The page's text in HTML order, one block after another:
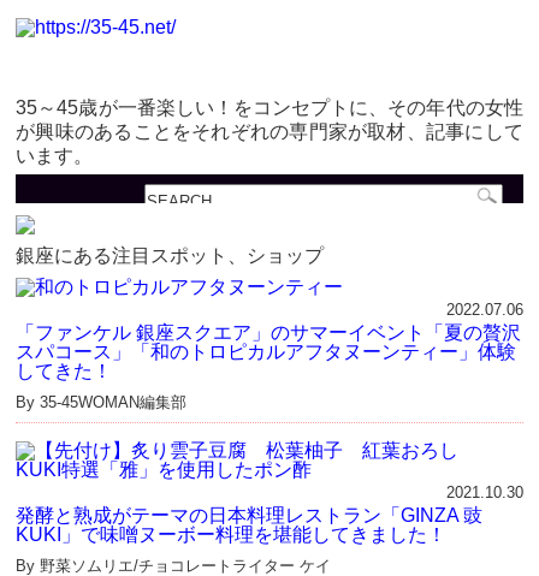
35～45歳が一番楽しい！をコンセプトに、その年代の女性
が興味のあることをそれぞれの専門家が取材、記事にして
います。
銀座にある注目スポット、ショップ
2022.07.06
「ファンケル 銀座スクエア」のサマーイベント「夏の贅沢
スパコース」「和のトロピカルアフタヌーンティー」体験
してきた！
By 35-45WOMAN編集部
2021.10.30
発酵と熟成がテーマの日本料理レストラン「GINZA 豉
KUKI」で味噌ヌーボー料理を堪能してきました！
By 野菜ソムリエ/チョコレートライター ケイ